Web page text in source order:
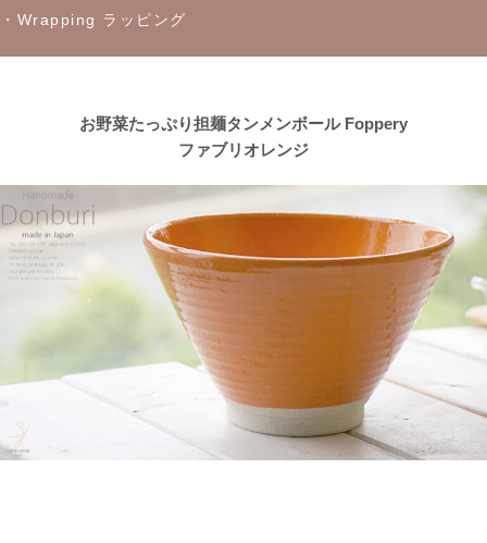
≪おすすめ≫自然感じる食卓、今日も美味しくいただきます！大
地の恵みで生きているシリーズ
2023/3/31
≪おすすめ≫ぬくもりカラーでほっこり♪波佐見焼 琥珀シリー
≪新着商品≫ 映える食卓
トルコブルーのきれいな器、入荷し
・Wrapping ラッピング
お野菜たっぷり担麺タンメンボール Foppery
ファブリオレンジ